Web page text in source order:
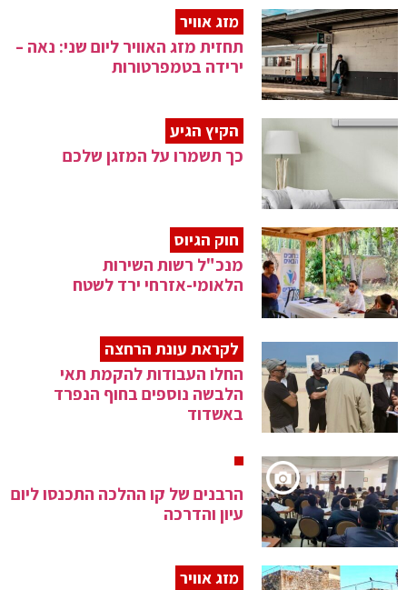
מזג אוויר
תחזית מזג האוויר ליום שני: נאה –
ירידה בטמפרטורות
הקיץ הגיע
כך תשמרו על המזגן שלכם
חוק הגיוס
מנכ"ל רשות השירות
הלאומי-אזרחי ירד לשטח
לקראת עונת הרחצה
החלו העבודות להקמת תאי
הלבשה נוספים בחוף הנפרד
באשדוד
הרבנים של קו ההלכה התכנסו ליום
עיון והדרכה
מזג אוויר